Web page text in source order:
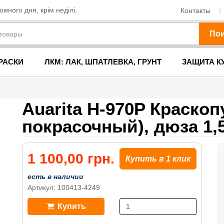
дня, крім неділі. Контакты
ЛКМ: ЛАК, ШПАТЛЕВКА, ГРУНТ ЗАЩИТА
Auarita H-970P
покрасочный), дюза
1 100,00 грн. Купить в 1 клик
есть в наличии
Артикул: 100413-4249
Купить